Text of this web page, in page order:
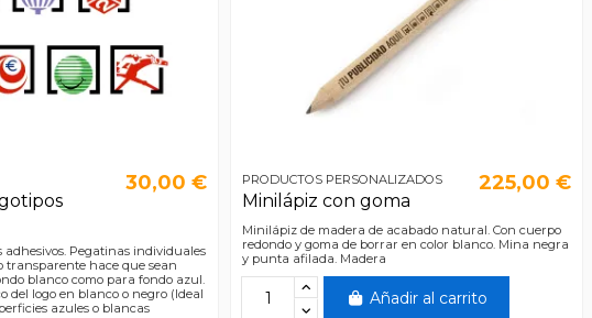
30,00 €
adhesivos. Pegatinas individuales
transparente hace que sean
blanco como para fondo azul.
del logo en blanco o negro (Ideal
azules o blancas
PRODUCTOS PERSONALIZADOS
Minilápiz con goma
225,00 €
Minilápiz de madera de acabado natural. Con cuerpo
redondo y goma de borrar en color blanco. Mina negra
y punta afilada. Madera
Añadir al carrito